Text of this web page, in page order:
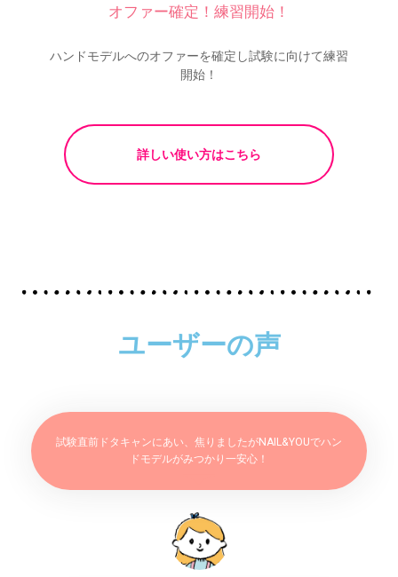
オファー確定！練習開始！
ハンドモデルへのオファーを確定し試験に向けて練習
開始！
詳しい使い方はこちら
ユーザーの声
試験直前ドタキャンにあい、焦りましたがNAIL&YOUでハン
ドモデルがみつかり一安心！